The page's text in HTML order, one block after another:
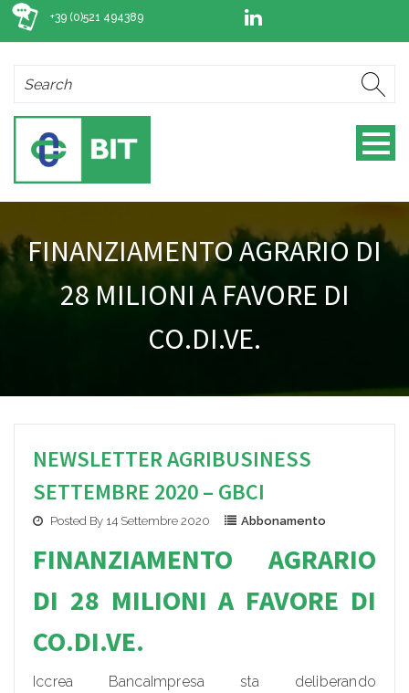
+39 (0)521 494389
FINANZIAMENTO AGRARIO DI
28 MILIONI A FAVORE DI
CO.DI.VE.
NEWSLETTER AGRIBUSINESS
SETTEMBRE 2020 – GBCI
Posted By 14 Settembre 2020 Abbonamento
FINANZIAMENTO AGRARIO
DI 28 MILIONI A FAVORE DI
CO.DI.VE.
Iccrea BancaImpresa sta deliberando